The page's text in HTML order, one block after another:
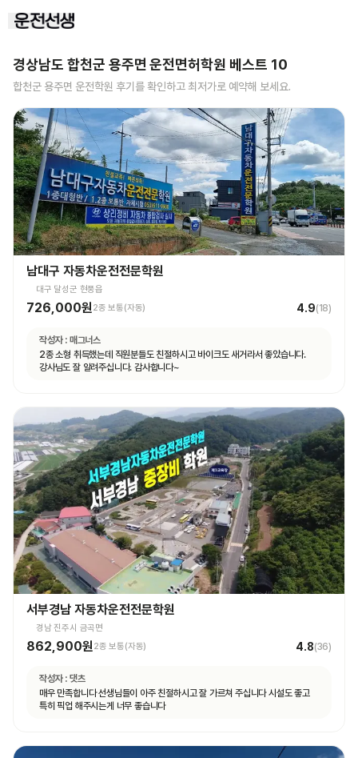
경상남도 합천군 용주면 운전면허학원 베스트 10
합천군 용주면 운전학원 후기를 확인하고 최저가로 예약해 보세요.
남대구 자동차운전전문학원
대구 달성군 현풍읍
726,000원 2종 보통(자동) 4.9(18)
작성자 : 매그너스
2종 소형 취득했는데 직원분들도 친절하시고 바이크도 새거라서 좋았습니다.
강사님도 잘 알려주십니다. 감사합니다~
서부경남 자동차운전전문학원
경남 진주시 금곡면
862,900원 2종 보통(자동) 4.8(36)
작성자 : 댓츠
매우 만족합니다 선생님들이 아주 친절하시고 잘 가르쳐 주십니다 시설도 좋고
특히 픽업 해주시는게 너무 좋습니다